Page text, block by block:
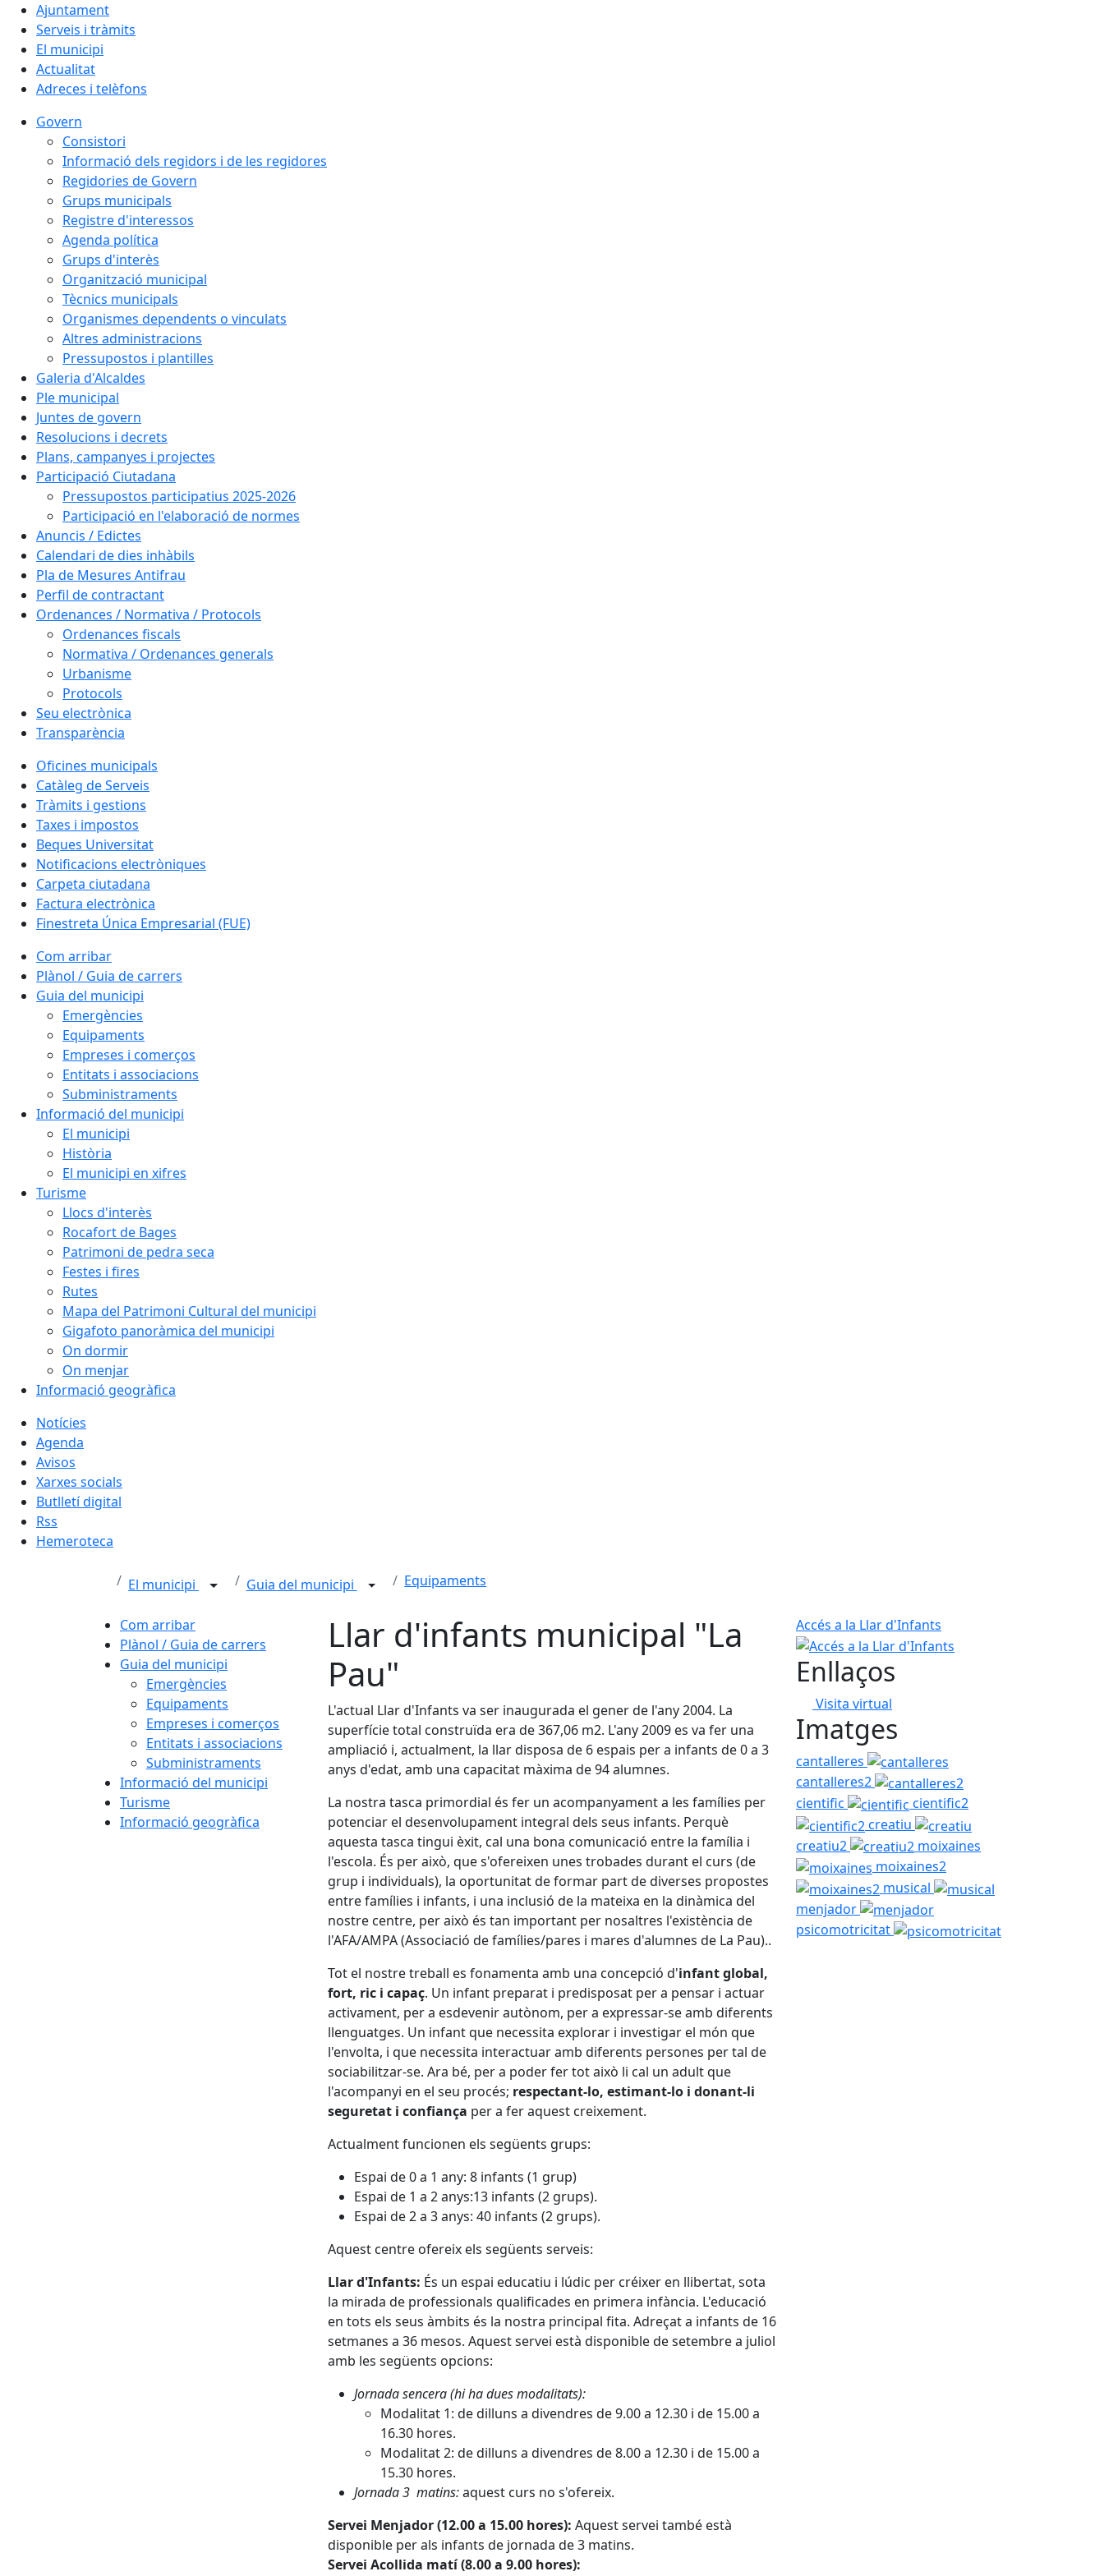
Ajuntament
Serveis i tràmits
El municipi
Actualitat
Adreces i telèfons
Govern
Consistori
Informació dels regidors i de les regidores
Regidories de Govern
Grups municipals
Registre d'interessos
Agenda política
Grups d'interès
Organització municipal
Tècnics municipals
Organismes dependents o vinculats
Altres administracions
Pressupostos i plantilles
Galeria d'Alcaldes
Ple municipal
Juntes de govern
Resolucions i decrets
Plans, campanyes i projectes
Participació Ciutadana
Pressupostos participatius 2025-2026
Participació en l'elaboració de normes
Anuncis / Edictes
Calendari de dies inhàbils
Pla de Mesures Antifrau
Perfil de contractant
Ordenances / Normativa / Protocols
Ordenances fiscals
Normativa / Ordenances generals
Urbanisme
Protocols
Seu electrònica
Transparència
Oficines municipals
Catàleg de Serveis
Tràmits i gestions
Taxes i impostos
Beques Universitat
Notificacions electròniques
Carpeta ciutadana
Factura electrònica
Finestreta Única Empresarial (FUE)
Com arribar
Plànol / Guia de carrers
Guia del municipi
Emergències
Equipaments
Empreses i comerços
Entitats i associacions
Subministraments
Informació del municipi
El municipi
Història
El municipi en xifres
Turisme
Llocs d'interès
Rocafort de Bages
Patrimoni de pedra seca
Festes i fires
Rutes
Mapa del Patrimoni Cultural del municipi
Gigafoto panoràmica del municipi
On dormir
On menjar
Informació geogràfica
Notícies
Agenda
Avisos
Xarxes socials
Butlletí digital
Rss
Hemeroteca
El municipi Guia del municipi Equipaments
Com arribar
Plànol / Guia de carrers
Guia del municipi
Emergències
Equipaments
Empreses i comerços
Entitats i associacions
Subministraments
Informació del municipi
Turisme
Informació geogràfica
Llar d'infants municipal "La
Pau"
L'actual Llar d'Infants va ser inaugurada el gener de l'any 2004. La
superfície total construïda era de 367,06 m2. L'any 2009 es va fer una
ampliació i, actualment, la llar disposa de 6 espais per a infants de 0 a 3
anys d'edat, amb una capacitat màxima de 94 alumnes.
La nostra tasca primordial és fer un acompanyament a les famílies per
potenciar el desenvolupament integral dels seus infants. Perquè
aquesta tasca tingui èxit, cal una bona comunicació entre la família i
l'escola. És per això, que s'ofereixen unes trobades durant el curs (de
grup i individuals), la oportunitat de formar part de diverses propostes
entre famílies i infants, i una inclusió de la mateixa en la dinàmica del
nostre centre, per això és tan important per nosaltres l'existència de
l'AFA/AMPA (Associació de famílies/pares i mares d'alumnes de La Pau)..
Tot el nostre treball es fonamenta amb una concepció d'infant global,
fort, ric i capaç. Un infant preparat i predisposat per a pensar i actuar
activament, per a esdevenir autònom, per a expressar-se amb diferents
llenguatges. Un infant que necessita explorar i investigar el món que
l'envolta, i que necessita interactuar amb diferents persones per tal de
sociabilitzar-se. Ara bé, per a poder fer tot això li cal un adult que
l'acompanyi en el seu procés; respectant-lo, estimant-lo i donant-li
seguretat i confiança per a fer aquest creixement.
Actualment funcionen els següents grups:
Espai de 0 a 1 any: 8 infants (1 grup)
Espai de 1 a 2 anys:13 infants (2 grups).
Espai de 2 a 3 anys: 40 infants (2 grups).
Aquest centre ofereix els següents serveis:
Llar d'Infants: És un espai educatiu i lúdic per créixer en llibertat, sota
la mirada de professionals qualificades en primera infància. L'educació
en tots els seus àmbits és la nostra principal fita. Adreçat a infants de 16
setmanes a 36 mesos. Aquest servei està disponible de setembre a juliol
amb les següents opcions:
Jornada sencera (hi ha dues modalitats):
Modalitat 1: de dilluns a divendres de 9.00 a 12.30 i de 15.00 a
16.30 hores.
Modalitat 2: de dilluns a divendres de 8.00 a 12.30 i de 15.00 a
15.30 hores.
Jornada 3 matins:aquest curs no s'ofereix.
Servei Menjador (12.00 a 15.00 hores): Aquest servei també està
disponible per als infants de jornada de 3 matins.
Servei Acollida matí (8.00 a 9.00 hores):
Accés a la Llar d'Infants
Enllaços
Visita virtual
Imatges
cantalleres
cantalleres2
cientific
cientific2
creatiu
creatiu2
moixaines
moixaines2
musical
menjador
psicomotricitat